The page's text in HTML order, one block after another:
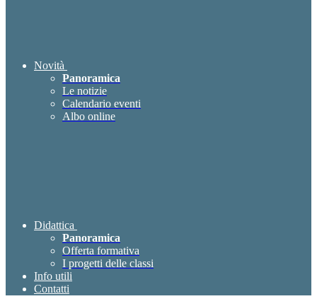
Novità
Panoramica
Le notizie
Calendario eventi
Albo online
Didattica
Panoramica
Offerta formativa
I progetti delle classi
Info utili
Contatti